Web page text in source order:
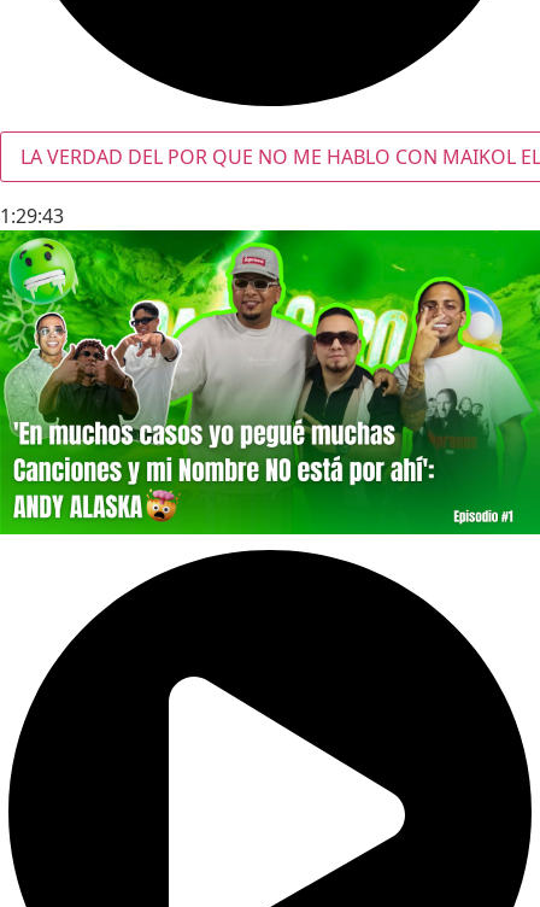
LA VERDAD DEL POR QUE NO ME HABLO CON MAIKOL
1:29:43